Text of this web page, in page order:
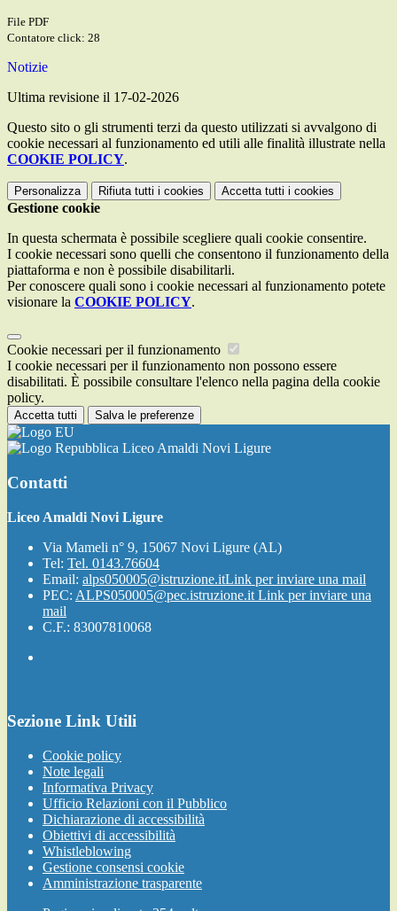
File PDF
Contatore click: 28
Notizie
Ultima revisione il 17-02-2026
Questo sito o gli strumenti terzi da questo utilizzati si avvalgono di
cookie necessari al funzionamento ed utili alle finalità illustrate nella
COOKIE POLICY.
Personalizza Rifiuta tutti i cookies Accetta tutti i cookies
Gestione cookie
In questa schermata è possibile scegliere quali cookie consentire.
I cookie necessari sono quelli che consentono il funzionamento della
piattaforma e non è possibile disabilitarli.
Per conoscere quali sono i cookie necessari al funzionamento potete
visionare la COOKIE POLICY.
Cookie necessari per il funzionamento
I cookie necessari per il funzionamento non possono essere
disabilitati. È possibile consultare l'elenco nella pagina della cookie
policy.
Accetta tutti Salva le preferenze
Liceo Amaldi Novi Ligure
Contatti
Liceo Amaldi Novi Ligure
Via Mameli n° 9, 15067 Novi Ligure (AL)
Tel: Tel. 0143.76604
Email: alps050005@istruzione.itLink per inviare una mail
PEC: ALPS050005@pec.istruzione.it Link per inviare una
mail
C.F.: 83007810068
Sezione Link Utili
Cookie policy
Note legali
Informativa Privacy
Ufficio Relazioni con il Pubblico
Dichiarazione di accessibilità
Obiettivi di accessibilità
Whistleblowing
Gestione consensi cookie
Amministrazione trasparente